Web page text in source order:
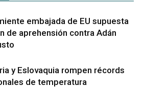
embajada de EU supuesta
de aprehensión contra Adán
y Eslovaquia rompen récords
de temperatura